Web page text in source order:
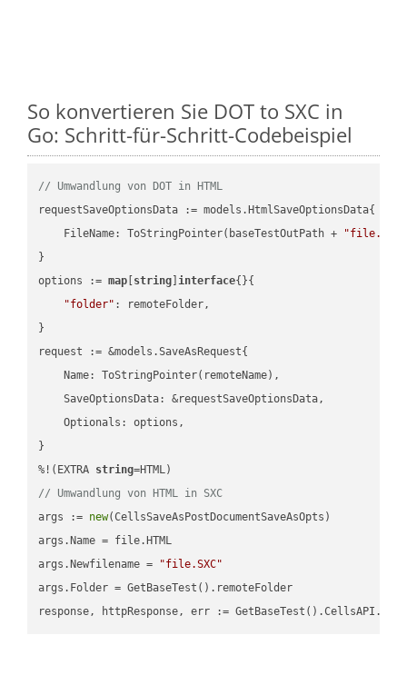
So konvertieren Sie DOT to SXC in
Go: Schritt-für-Schritt-Codebeispiel
// Umwandlung von DOT in HTML
requestSaveOptionsData := models.HtmlSaveOptionsData{
    FileName: ToStringPointer(baseTestOutPath +
"file.DOT"
}
options := map string ]interface{}{
"folder" : remoteFolder,
}
request := &models.SaveAsRequest{
    Name: ToStringPointer(remoteName),
    SaveOptionsData: &requestSaveOptionsData,
    Optionals: options,
}
%!(EXTRA string
// Umwandlung von HTML in SXC
args := new(CellsSaveAsPostDocumentSaveAsOpts)
args.Name = file.HTML
args.Newfilename =
"file.SXC"
args.Folder = GetBaseTest().remoteFolder